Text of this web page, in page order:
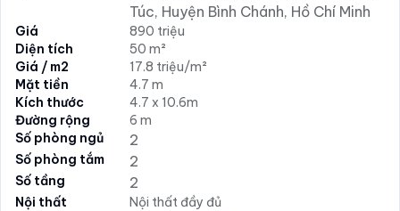
Túc, Huyện Bình Chánh, Hồ Chí Minh
Giá
890 triệu
Diện tích
50 m²
Giá / m2
17.8 triệu/m²
Mặt tiền
4.7 m
Kích thước
4.7 x 10.6m
Đường rộng
6 m
Số phòng ngủ
2
Số phòng tắm 2
Số tầng 2
Nội thất
Nội thất đầy đủ